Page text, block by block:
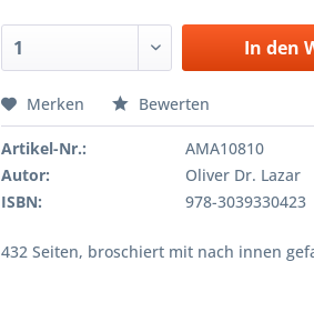
In den
Merken Bewerten
Artikel-Nr.:
AMA10810
Autor:
Oliver Dr. Lazar
ISBN:
978-3039330423
432 Seiten, broschiert mit nach innen